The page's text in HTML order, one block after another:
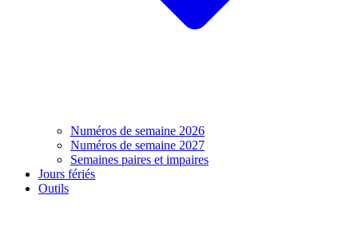
Numéros de semaine 2026
Numéros de semaine 2027
Semaines paires et impaires
Jours fériés
Outils